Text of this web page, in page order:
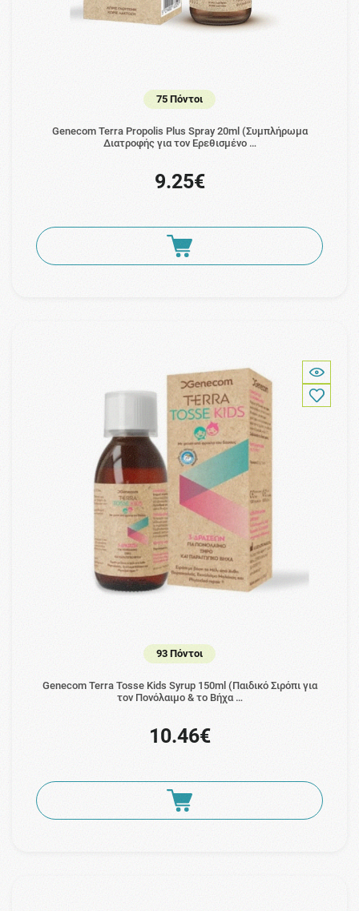
75 Πόντοι
Genecom Terra Propolis Plus Spray 20ml (Συμπλήρωμα
Διατροφής για τον Ερεθισμένο …
9.25€
93 Πόντοι
Genecom Terra Tosse Kids Syrup 150ml (Παιδικό Σιρόπι για
τον Πονόλαιμο & το Βήχα …
10.46€